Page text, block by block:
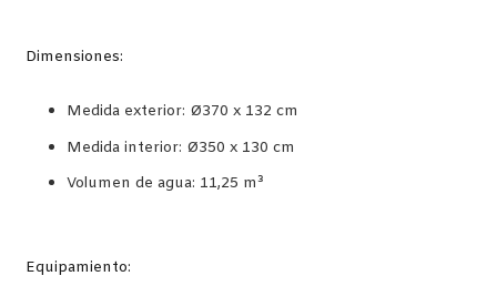
Dimensiones:
Medida exterior: Ø370 x 132 cm
Medida interior: Ø350 x 130 cm
Volumen de agua: 11,25 m³
Equipamiento: